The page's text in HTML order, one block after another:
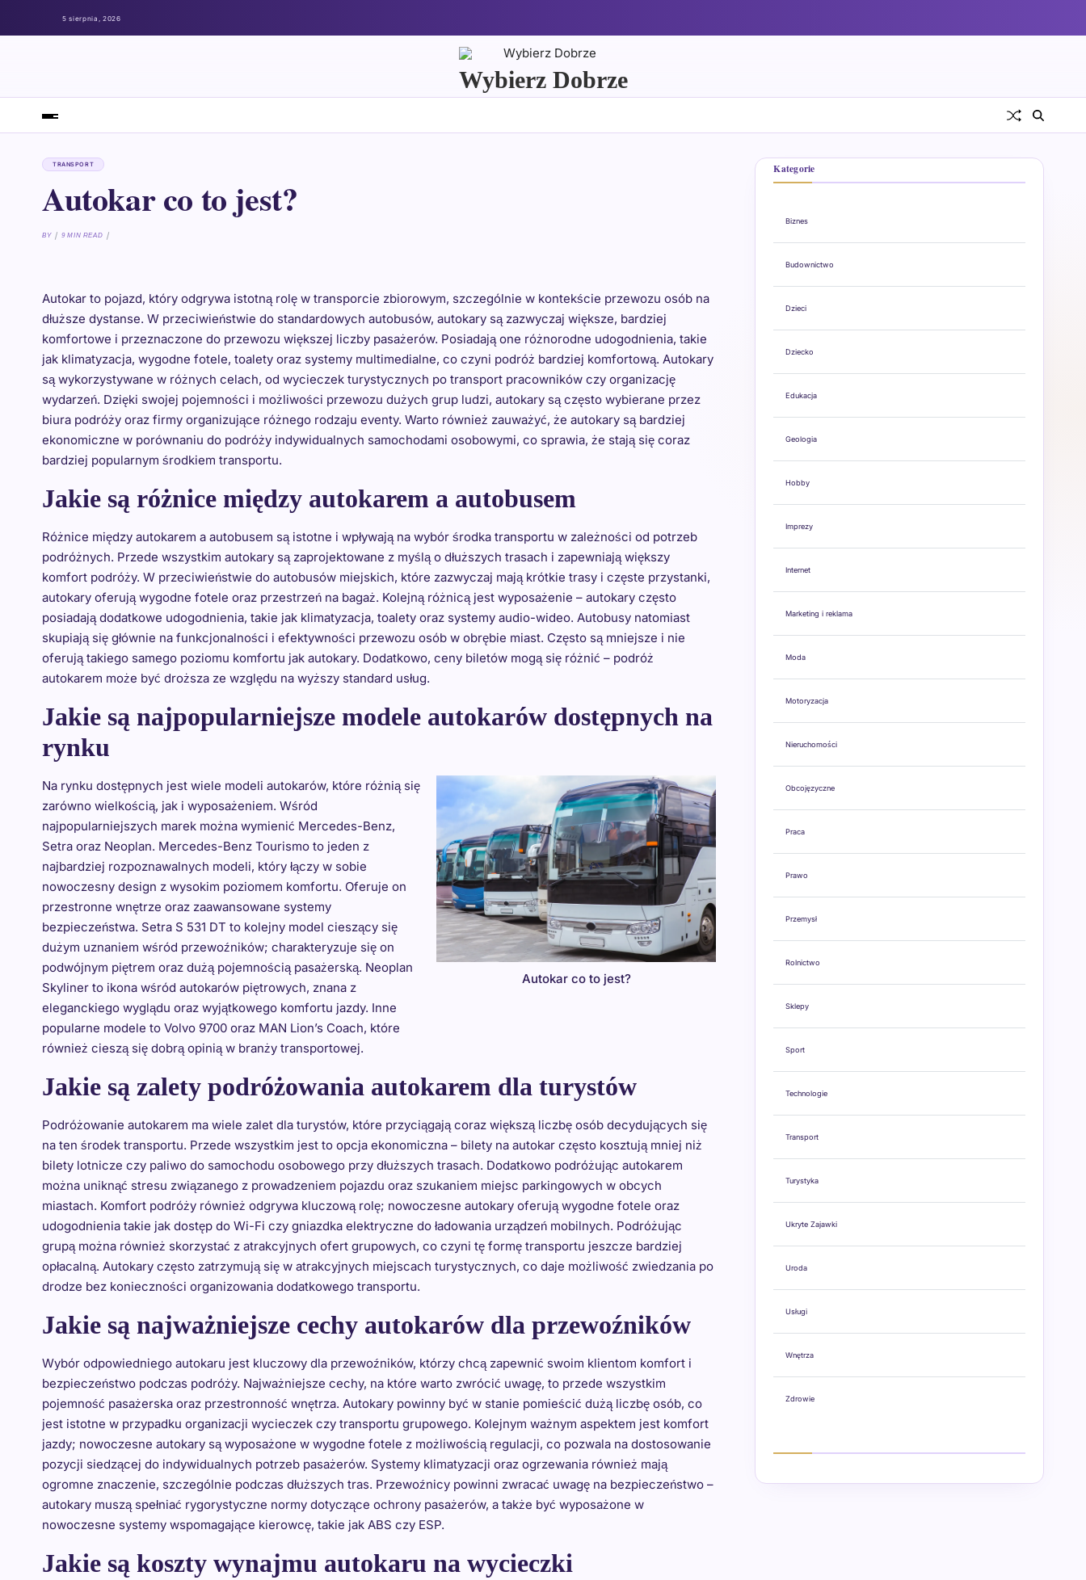
5 sierpnia, 2026
Wybierz Dobrze
TRANSPORT
Autokar co to jest?
BY 9 MIN READ
Autokar to pojazd, który odgrywa istotną rolę w transporcie zbiorowym, szczególnie w kontekście przewozu osób na
dłuższe dystanse. W przeciwieństwie do standardowych autobusów, autokary są zazwyczaj większe, bardziej
komfortowe i przeznaczone do przewozu większej liczby pasażerów. Posiadają one różnorodne udogodnienia, takie
jak klimatyzacja, wygodne fotele, toalety oraz systemy multimedialne, co czyni podróż bardziej komfortową. Autokary
są wykorzystywane w różnych celach, od wycieczek turystycznych po transport pracowników czy organizację
wydarzeń. Dzięki swojej pojemności i możliwości przewozu dużych grup ludzi, autokary są często wybierane przez
biura podróży oraz firmy organizujące różnego rodzaju eventy. Warto również zauważyć, że autokary są bardziej
ekonomiczne w porównaniu do podróży indywidualnych samochodami osobowymi, co sprawia, że stają się coraz
bardziej popularnym środkiem transportu.
Jakie są różnice między autokarem a autobusem
Różnice między autokarem a autobusem są istotne i wpływają na wybór środka transportu w zależności od potrzeb
podróżnych. Przede wszystkim autokary są zaprojektowane z myślą o dłuższych trasach i zapewniają większy
komfort podróży. W przeciwieństwie do autobusów miejskich, które zazwyczaj mają krótkie trasy i częste przystanki,
autokary oferują wygodne fotele oraz przestrzeń na bagaż. Kolejną różnicą jest wyposażenie – autokary często
posiadają dodatkowe udogodnienia, takie jak klimatyzacja, toalety oraz systemy audio-wideo. Autobusy natomiast
skupiają się głównie na funkcjonalności i efektywności przewozu osób w obrębie miast. Często są mniejsze i nie
oferują takiego samego poziomu komfortu jak autokary. Dodatkowo, ceny biletów mogą się różnić – podróż
autokarem może być droższa ze względu na wyższy standard usług.
Jakie są najpopularniejsze modele autokarów dostępnych na
rynku
Autokar co to jest?
Na rynku dostępnych jest wiele modeli autokarów, które różnią się
zarówno wielkością, jak i wyposażeniem. Wśród
najpopularniejszych marek można wymienić Mercedes-Benz,
Setra oraz Neoplan. Mercedes-Benz Tourismo to jeden z
najbardziej rozpoznawalnych modeli, który łączy w sobie
nowoczesny design z wysokim poziomem komfortu. Oferuje on
przestronne wnętrze oraz zaawansowane systemy
bezpieczeństwa. Setra S 531 DT to kolejny model cieszący się
dużym uznaniem wśród przewoźników; charakteryzuje się on
podwójnym piętrem oraz dużą pojemnością pasażerską. Neoplan
Skyliner to ikona wśród autokarów piętrowych, znana z
eleganckiego wyglądu oraz wyjątkowego komfortu jazdy. Inne
popularne modele to Volvo 9700 oraz MAN Lion’s Coach, które
również cieszą się dobrą opinią w branży transportowej.
Jakie są zalety podróżowania autokarem dla turystów
Podróżowanie autokarem ma wiele zalet dla turystów, które przyciągają coraz większą liczbę osób decydujących się
na ten środek transportu. Przede wszystkim jest to opcja ekonomiczna – bilety na autokar często kosztują mniej niż
bilety lotnicze czy paliwo do samochodu osobowego przy dłuższych trasach. Dodatkowo podróżując autokarem
można uniknąć stresu związanego z prowadzeniem pojazdu oraz szukaniem miejsc parkingowych w obcych
miastach. Komfort podróży również odgrywa kluczową rolę; nowoczesne autokary oferują wygodne fotele oraz
udogodnienia takie jak dostęp do Wi-Fi czy gniazdka elektryczne do ładowania urządzeń mobilnych. Podróżując
grupą można również skorzystać z atrakcyjnych ofert grupowych, co czyni tę formę transportu jeszcze bardziej
opłacalną. Autokary często zatrzymują się w atrakcyjnych miejscach turystycznych, co daje możliwość zwiedzania po
drodze bez konieczności organizowania dodatkowego transportu.
Jakie są najważniejsze cechy autokarów dla przewoźników
Wybór odpowiedniego autokaru jest kluczowy dla przewoźników, którzy chcą zapewnić swoim klientom komfort i
bezpieczeństwo podczas podróży. Najważniejsze cechy, na które warto zwrócić uwagę, to przede wszystkim
pojemność pasażerska oraz przestronność wnętrza. Autokary powinny być w stanie pomieścić dużą liczbę osób, co
jest istotne w przypadku organizacji wycieczek czy transportu grupowego. Kolejnym ważnym aspektem jest komfort
jazdy; nowoczesne autokary są wyposażone w wygodne fotele z możliwością regulacji, co pozwala na dostosowanie
pozycji siedzącej do indywidualnych potrzeb pasażerów. Systemy klimatyzacji oraz ogrzewania również mają
ogromne znaczenie, szczególnie podczas dłuższych tras. Przewoźnicy powinni zwracać uwagę na bezpieczeństwo –
autokary muszą spełniać rygorystyczne normy dotyczące ochrony pasażerów, a także być wyposażone w
nowoczesne systemy wspomagające kierowcę, takie jak ABS czy ESP.
Jakie są koszty wynajmu autokaru na wycieczki
Kategorie
Biznes
Budownictwo
Dzieci
Dziecko
Edukacja
Geologia
Hobby
Imprezy
Internet
Marketing i reklama
Moda
Motoryzacja
Nieruchomości
Obcojęzyczne
Praca
Prawo
Przemysł
Rolnictwo
Sklepy
Sport
Technologie
Transport
Turystyka
Ukryte Zajawki
Uroda
Usługi
Wnętrza
Zdrowie